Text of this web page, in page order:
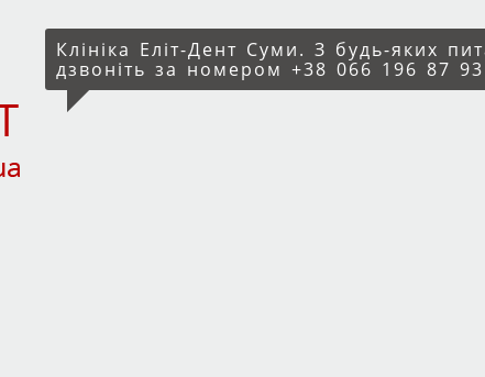
Клініка Еліт-Дент Суми. З будь-яких
дзвоніть за номером +38 066 196 87 93